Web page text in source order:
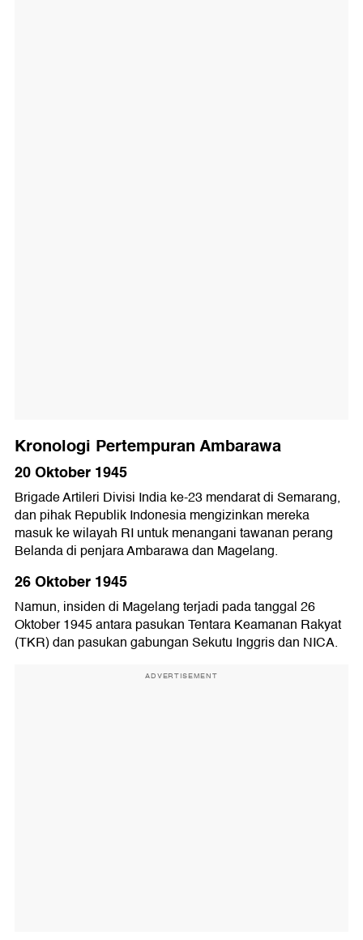
Kronologi Pertempuran Ambarawa
20 Oktober 1945
Brigade Artileri Divisi India ke-23 mendarat di Semarang,
dan pihak Republik Indonesia mengizinkan mereka
masuk ke wilayah RI untuk menangani tawanan perang
Belanda di penjara Ambarawa dan Magelang.
26 Oktober 1945
Namun, insiden di Magelang terjadi pada tanggal 26
Oktober 1945 antara pasukan Tentara Keamanan Rakyat
(TKR) dan pasukan gabungan Sekutu Inggris dan NICA.
ADVERTISEMENT